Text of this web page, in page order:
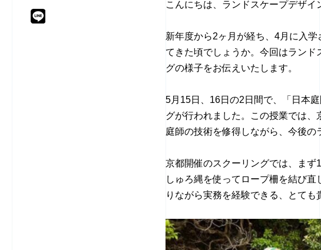
こんにちは、ランドスケープデザイ
新年度から2ヶ月が経ち、 4月に入学
てきた頃でしょうか。今回はラン
グの様子をお伝えいたします。
5月 15日、 16日の2 日間で、「日本
グが行われました。この授業では
庭師の技術を修得しながら、今後の
京都開催のスクーリングでは、まず1
しゅろ縄を使ってロープ柵を結び
りながら実務を経験できる、とても